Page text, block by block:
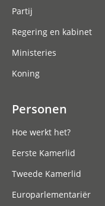
Partij
Regering en kabinet
Ministeries
Koning
Personen
Hoe werkt het?
Eerste Kamerlid
Tweede Kamerlid
Europarlementariër